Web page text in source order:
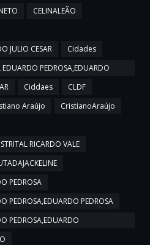
CELINALEÃO
JULIO CESAR
Cidades
PEDROSA,EDUARDO
Ciddaes
CLDF
Araújo
CristianoAraújo
RICARDO VALE
PEDROSA
PEDROSA,EDUARDO PEDROSA
PEDROSA,EDUARDO